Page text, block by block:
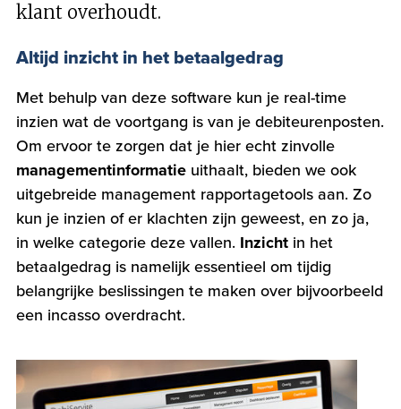
klant overhoudt.
Altijd inzicht in het betaalgedrag
Met behulp van deze software kun je real-time
inzien wat de voortgang is van je debiteurenposten.
Om ervoor te zorgen dat je hier echt zinvolle
managementinformatie uithaalt, bieden we ook
uitgebreide management rapportagetools aan. Zo
kun je inzien of er klachten zijn geweest, en zo ja,
in welke categorie deze vallen. Inzicht in het
betaalgedrag is namelijk essentieel om tijdig
belangrijke beslissingen te maken over bijvoorbeeld
een incasso overdracht.